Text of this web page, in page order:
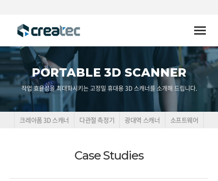
Toggle
PORTABLE 3D SCANNER
작업 효율성을 최대화시키는 고정밀 휴대용 3D 스캐너를 소개해 드립니다.
크레아폼 3D 스캐너 다관절 측정기 광대역 스캐너 소프트웨어
Case Studies